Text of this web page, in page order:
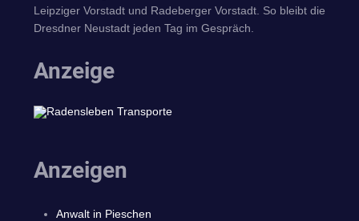
Leipziger Vorstadt und Radeberger Vorstadt. So bleibt die
Dresdner Neustadt jeden Tag im Gespräch.
Anzeige
Anzeigen
Anwalt in Pieschen